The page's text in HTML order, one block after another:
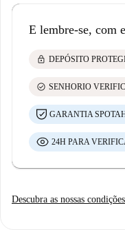
E lembre-se, com
lock DEPÓSITO
check_circle SENHORIO
GARANTIA
24H PARA
Descubra as nossas